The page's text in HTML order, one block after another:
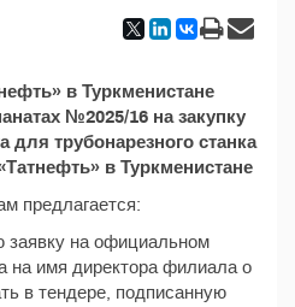
в Туркменистане
№2025/16 на закупку
для трубонарезного станка
в Туркменистане
предлагается:
заявку на официальном
на имя директора филиала о
в тендере, подписанную